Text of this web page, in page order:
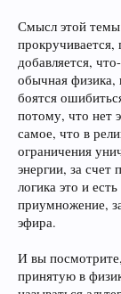
Смысл этой темы
прокручивается,
добавляется,
обычная физика,
боятся
потому, что нет
самое, что в
ограничения
энергии, за
логика это и
приумножение,
эфира.
И вы
принятую в